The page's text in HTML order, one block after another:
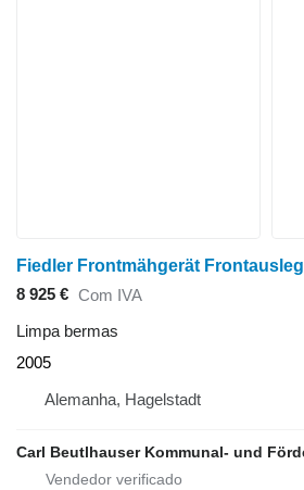
Fiedler Frontmähgerät
8 925 € Com IVA
Limpa bermas
2005
Alemanha, Hagelstadt